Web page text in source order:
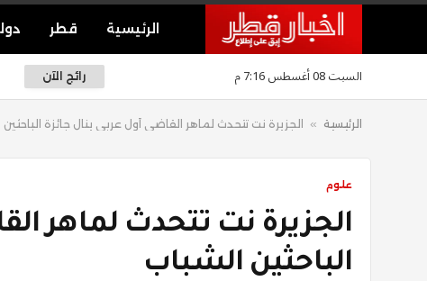
الرئيسية قطر
السبت 08 أغسطس 7:16 م رائج الآن
الرئيسية » الجزيرة نت تتحدث لماهر القاضي أول عربي ينال جائزة
علوم
الجزيرة نت تتحدث لماهر
الباحثين الشباب